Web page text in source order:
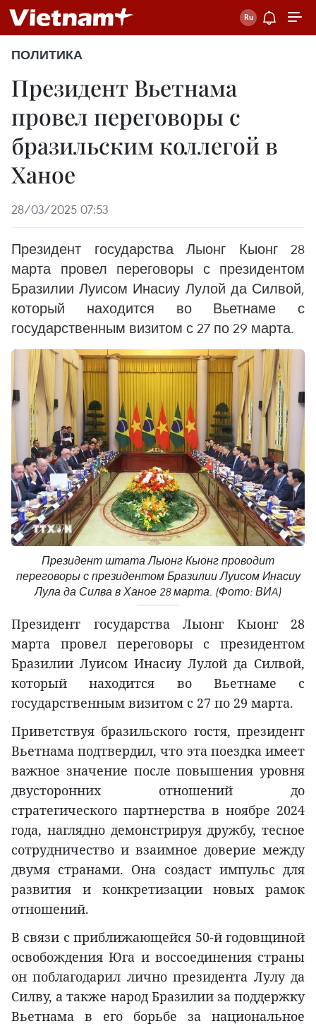
ПОЛИТИКА
Президент Вьетнама
провел переговоры с
бразильским коллегой в
Ханое
28/03/2025 07:53
Президент государства Лыонг Кыонг 28
марта провел переговоры с президентом
Бразилии Луисом Инасиу Лулой да Силвой,
который находится во Вьетнаме с
государственным визитом с 27 по 29 марта.
Президент штата Лыонг Кыонг проводит
переговоры с президентом Бразилии Луисом Инасиу
Лула да Силва в Ханое 28 марта. (Фото: ВИA)
Президент государства Лыонг Кыонг 28
марта провел переговоры с президентом
Бразилии Луисом Инасиу Лулой да Силвой,
который находится во Вьетнаме с
государственным визитом с 27 по 29 марта.
Приветствуя бразильского гостя, президент
Вьетнама подтвердил, что эта поездка имеет
важное значение после повышения уровня
двусторонних отношений до
стратегического партнерства в ноябре 2024
года, наглядно демонстрируя дружбу, тесное
сотрудничество и взаимное доверие между
двумя странами. Она создаст импульс для
развития и конкретизации новых рамок
отношений.
В связи с приближающейся 50-й годовщиной
освобождения Юга и воссоединения страны
он поблагодарил лично президента Лулу да
Силву, а также народ Бразилии за поддержку
Вьетнама в его борьбе за национальное